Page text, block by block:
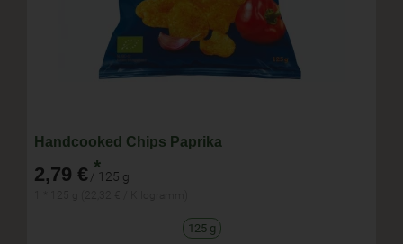
Handcooked Chips Paprika
2,79 € *
/ 125 g
125 g